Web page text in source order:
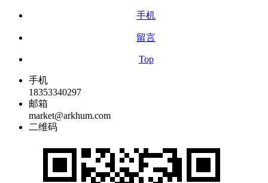
手机
留言
Top
手机
18353340297
邮箱
market@arkhum.com
二维码